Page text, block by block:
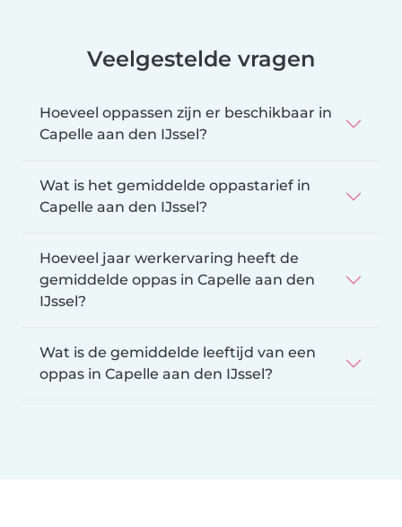
Veelgestelde vragen
Hoeveel oppassen zijn er beschikbaar in
Capelle aan den IJssel?
Wat is het gemiddelde oppastarief in
Capelle aan den IJssel?
Hoeveel jaar werkervaring heeft de
gemiddelde oppas in Capelle aan den
IJssel?
Wat is de gemiddelde leeftijd van een
oppas in Capelle aan den IJssel?